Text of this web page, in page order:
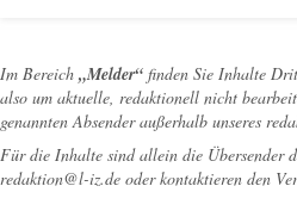
Im Bereich „Melder“ finden Sie Inhalte
also um aktuelle, redaktionell nicht
genannten Absender außerhalb unseres
Für die Inhalte sind allein die Übersender
redaktion@l-iz.de oder kontaktieren den